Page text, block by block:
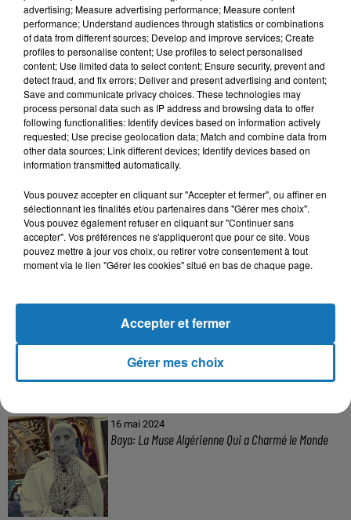
associant les associations et les comités de quartiers pour
faire prendre conscience aux citoyens le respect des
protocoles sanitaires en vigueur, notamment le respect des
mesures d’hygiène et des gestes barrières, le port du masque
obligatoire et la distanciation physique.
A cette occasion, le Gouvernement réitère son appel à la
mobilisation des citoyens dans la gestion de la crise
sanitaire que connait notre pays, qui doivent prendre leur
responsabilité et faire preuve de discipline et de solidarité
la prévention et la lutte contre cette épidémie mondiale".
Avec APS
advertising; Measure advertising performance; Measure content
performance; Understand audiences through statistics or combinations
of data from different sources; Develop and improve services; Create
profiles to personalise content; Use profiles to select personalised
content; Use limited data to select content; Ensure security, prevent and
detect fraud, and fix errors; Deliver and present advertising and content;
Save and communicate privacy choices. These technologies may
process personal data such as IP address and browsing data to offer
following functionalities: Identify devices based on information actively
requested; Use precise geolocation data; Match and combine data from
other data sources; Link different devices; Identify devices based on
information transmitted automatically.
Vous pouvez accepter en cliquant sur "Accepter et fermer", ou affiner en
sélectionnant les finalités et/ou partenaires dans "Gérer mes choix".
Vous pouvez également refuser en cliquant sur "Continuer sans
accepter". Vos préférences ne s'appliqueront que pour ce site. Vous
pouvez mettre à jour vos choix, ou retirer votre consentement à tout
moment via le lien "Gérer les cookies" situé en bas de chaque page.
Gérer mes choix
Accepter et fermer